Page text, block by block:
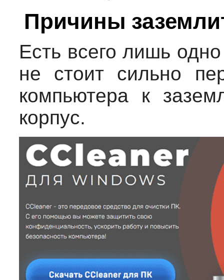
Причины
Есть всего лишь
не стоит сильно
компьютера к
корпус.